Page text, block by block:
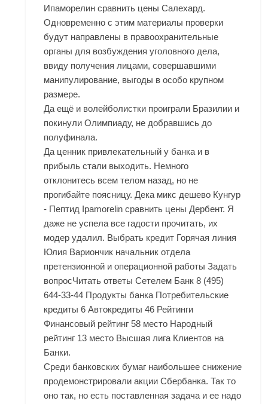
Ипаморелин сравнить цены Салехард.
Одновременно с этим материалы проверки
будут направлены в правоохранительные
органы для возбуждения уголовного дела,
ввиду получения лицами, совершавшими
манипулирование, выгоды в особо крупном
размере.
Да ещё и волейболистки проиграли Бразилии и
покинули Олимпиаду, не добравшись до
полуфинала.
Да ценник привлекательный у банка и в
прибыль стали выходить. Немного
отклонитесь всем телом назад, но не
прогибайте поясницу. Дека микс дешево Кунгур
- Пептид Ipamorelin сравнить цены Дербент. Я
даже не успела все гадости прочитать, их
модер удалил. Выбрать кредит Горячая линия
Юлия Вариончик начальник отдела
претензионной и операционной работы Задать
вопросЧитать ответы Сетелем Банк 8 (495)
644-33-44 Продукты банка Потребительские
кредиты 6 Автокредиты 46 Рейтинги
Финансовый рейтинг 58 место Народный
рейтинг 13 место Высшая лига Клиентов на
Банки.
Среди банковских бумаг наибольшее снижение
продемонстрировали акции Сбербанка. Так то
оно так, но есть поставленная задача и ее надо